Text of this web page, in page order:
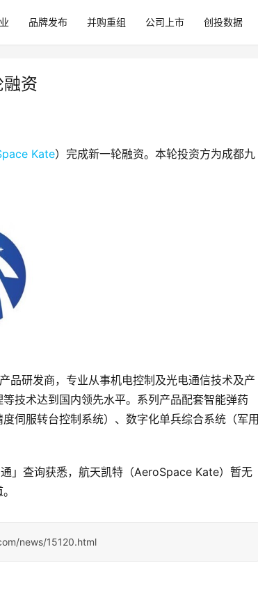
品牌发布 并购重组 公司上市 创投数据
资
Kate）完成新一轮融资。本轮投资方为成都九
品研发商，专业从事机电控制及光电通信技术及产
技术达到国内领先水平。系列产品配套智能弹药
伺服转台控制系统）、数字化单兵综合系统（军用
」查询获悉，航天凯特（AeroSpace Kate）暂无
news/15120.html